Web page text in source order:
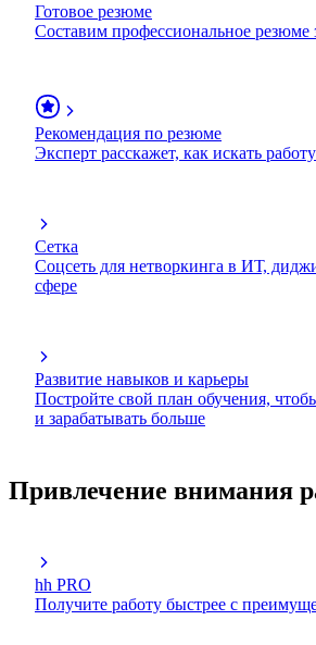
Готовое резюме
Составим профессиональное резюме
Рекомендация по резюме
Эксперт расскажет, как искать
Сетка
Соцсеть для нетворкинга в ИТ,
сфере
Развитие навыков и карьеры
Постройте свой план обучения,
и зарабатывать больше
Привлечение внимания
hh PRO
Получите работу быстрее с